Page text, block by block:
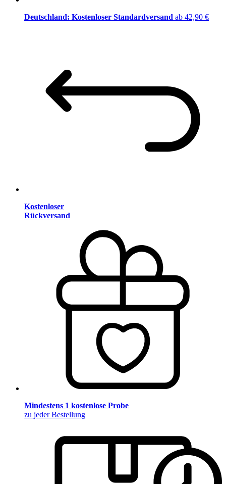
Deutschland: Kostenloser Standardversand ab 42,90 €
Kostenloser
Rückversand
Mindestens 1 kostenlose Probe
zu jeder Bestellung